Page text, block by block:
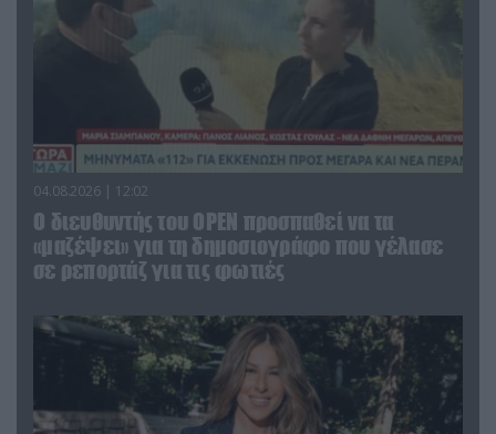
04.08.2026 | 12:02
O διευθυντής του OPEN προσπαθεί να τα
«μαζέψει» για τη δημοσιογράφο που γέλασε
σε ρεπορτάζ για τις φωτιές